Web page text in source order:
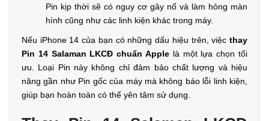
Pin kịp thời sẽ có nguy cơ gây nổ và làm hỏng màn
hình cũng như các linh kiện khác trong máy.
Nếu iPhone 14 của bạn có những dấu hiệu trên, việc thay
Pin 14 Salaman LKCĐ chuẩn Apple là một lựa chọn tối
ưu. Loại Pin này không chỉ đảm bảo chất lượng và hiệu
năng gần như Pin gốc của máy mà không báo lỗi linh kiện,
giúp bạn hoàn toàn có thể yên tâm sử dụng.